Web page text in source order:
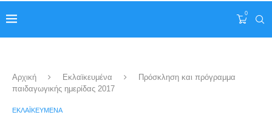
0
Αρχική Εκλαϊκευμένα
Πρόσκληση και πρόγραμμα
παιδαγωγικής ημερίδας 2017
ΕΚΛΑΪΚΕΥΜΈΝΑ